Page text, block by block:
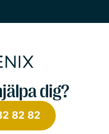
dig?
82 82